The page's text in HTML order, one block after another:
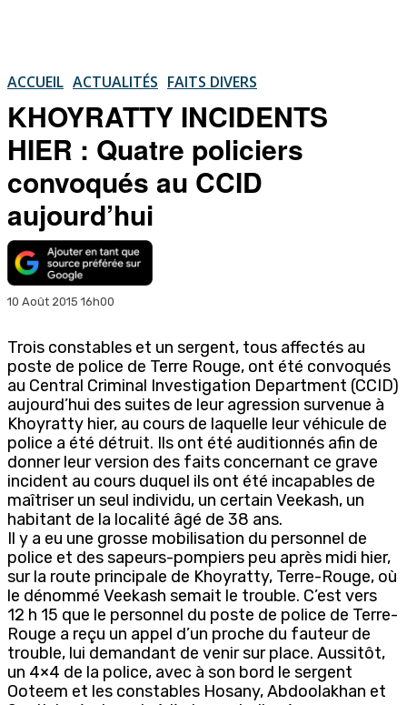
ACCUEIL ACTUALITÉS FAITS DIVERS
KHOYRATTY INCIDENTS
HIER : Quatre policiers
convoqués au CCID
aujourd’hui
10 Août 2015 16h00
Trois constables et un sergent, tous affectés au
poste de police de Terre Rouge, ont été convoqués
au Central Criminal Investigation Department (CCID)
aujourd’hui des suites de leur agression survenue à
Khoyratty hier, au cours de laquelle leur véhicule de
police a été détruit. Ils ont été auditionnés afin de
donner leur version des faits concernant ce grave
incident au cours duquel ils ont été incapables de
maîtriser un seul individu, un certain Veekash, un
habitant de la localité âgé de 38 ans.
Il y a eu une grosse mobilisation du personnel de
police et des sapeurs-pompiers peu après midi hier,
sur la route principale de Khoyratty, Terre-Rouge, où
le dénommé Veekash semait le trouble. C’est vers
12 h 15 que le personnel du poste de police de Terre-
Rouge a reçu un appel d’un proche du fauteur de
trouble, lui demandant de venir sur place. Aussitôt,
un 4×4 de la police, avec à son bord le sergent
Ooteem et les constables Hosany, Abdoolakhan et